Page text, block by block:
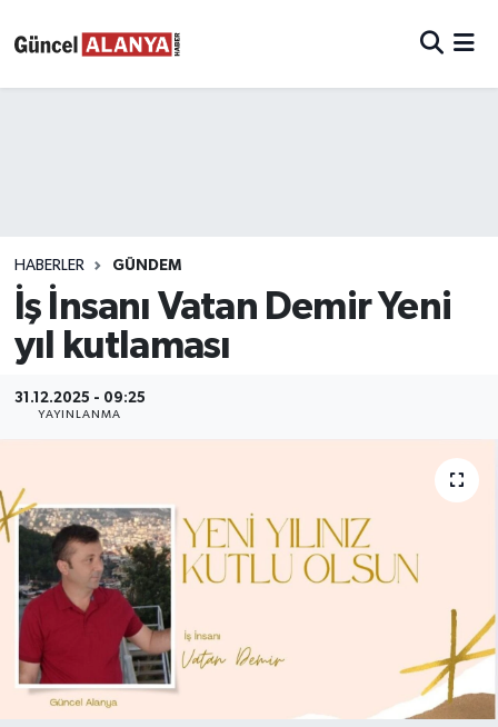
HABERLER GÜNDEM
İş İnsanı Vatan Demir Yeni
yıl kutlaması
31.12.2025 - 09:25
YAYINLANMA